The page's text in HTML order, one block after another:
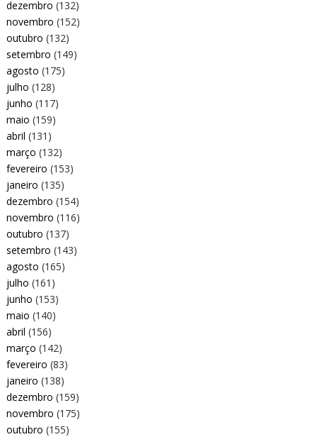
dezembro (132)
novembro (152)
outubro (132)
setembro (149)
agosto (175)
julho (128)
junho (117)
maio (159)
abril (131)
março (132)
fevereiro (153)
janeiro (135)
dezembro (154)
novembro (116)
outubro (137)
setembro (143)
agosto (165)
julho (161)
junho (153)
maio (140)
abril (156)
março (142)
fevereiro (83)
janeiro (138)
dezembro (159)
novembro (175)
outubro (155)